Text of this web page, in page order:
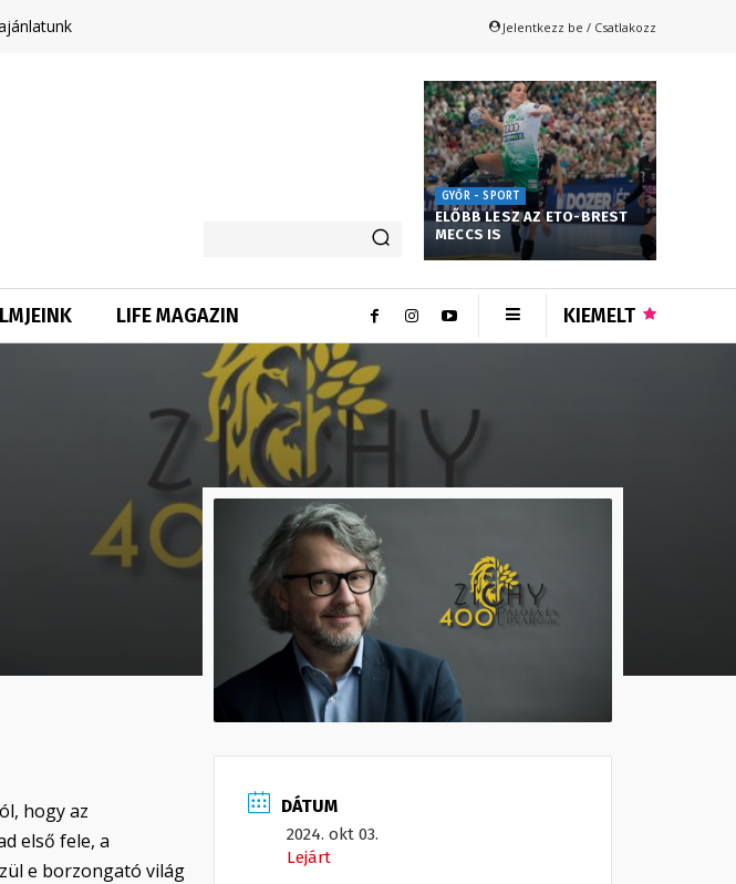
Jelentkezz be / Csatlakozz
GYŐR - SPORT
ELŐBB LESZ AZ ETO-BREST
MECCS IS
LIFE MAGAZIN KIEMELT
hogy az
első fele, a
e borzongató világ
DÁTUM
2024. okt 03.
Lejárt